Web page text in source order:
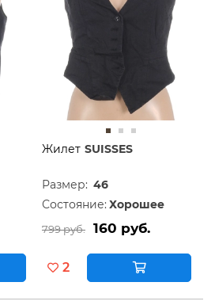
Жилет SUISSES
Размер: 46
Состояние: Хорошее
799 руб. 160 руб.
2